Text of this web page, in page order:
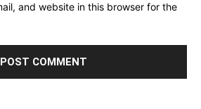
and website in this browser for the